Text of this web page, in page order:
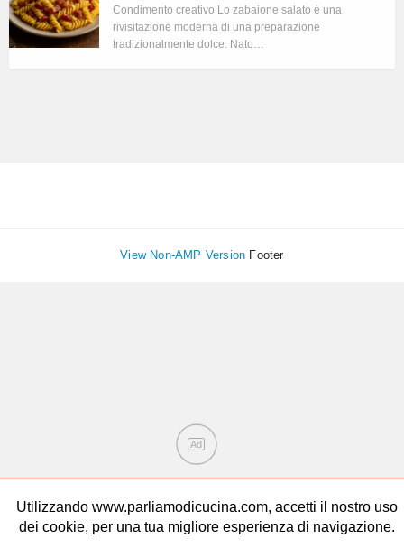
Condimento creativo Lo zabaione salato è una
rivisitazione moderna di una preparazione
tradizionalmente dolce. Nato…
View Non-AMP Version Footer
Utilizzando www.parliamodicucina.com, accetti il nostro uso
dei cookie, per una tua migliore esperienza di navigazione.
Ad